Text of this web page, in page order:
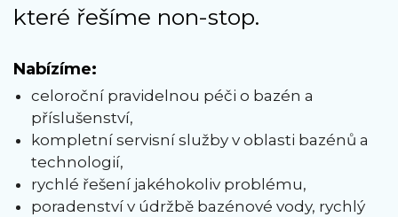
které řešíme non-stop.
Nabízíme:
celoroční pravidelnou péči o bazén a
příslušenství,
kompletní servisní služby v oblasti bazénů a
technologií,
rychlé řešení jakéhokoliv problému,
poradenství v údržbě bazénové vody, rychlý